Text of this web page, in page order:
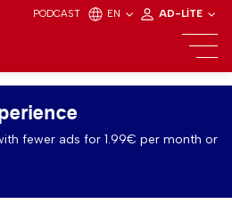
PODCAST EN AD-LITE
fewer ads for 1.99€ per month or